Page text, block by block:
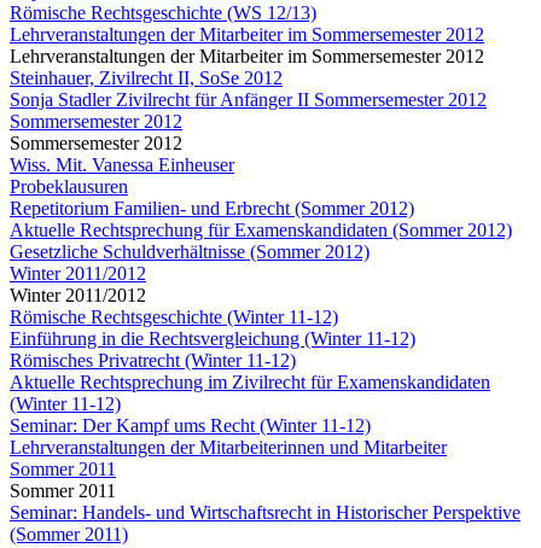
Römische Rechtsgeschichte (WS 12/13)
Lehrveranstaltungen der Mitarbeiter im Sommersemester 2012
Lehrveranstaltungen der Mitarbeiter im Sommersemester 2012
Steinhauer, Zivilrecht II, SoSe 2012
Sonja Stadler Zivilrecht für Anfänger II Sommersemester 2012
Sommersemester 2012
Sommersemester 2012
Wiss. Mit. Vanessa Einheuser
Probeklausuren
Repetitorium Familien- und Erbrecht (Sommer 2012)
Aktuelle Rechtsprechung für Examenskandidaten (Sommer 2012)
Gesetzliche Schuldverhältnisse (Sommer 2012)
Winter 2011/2012
Winter 2011/2012
Römische Rechtsgeschichte (Winter 11-12)
Einführung in die Rechtsvergleichung (Winter 11-12)
Römisches Privatrecht (Winter 11-12)
Aktuelle Rechtsprechung im Zivilrecht für Examenskandidaten
(Winter 11-12)
Seminar: Der Kampf ums Recht (Winter 11-12)
Lehrveranstaltungen der Mitarbeiterinnen und Mitarbeiter
Sommer 2011
Sommer 2011
Seminar: Handels- und Wirtschaftsrecht in Historischer Perspektive
(Sommer 2011)